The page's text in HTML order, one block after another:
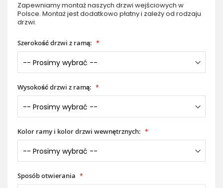
Zapewniamy montaż naszych drzwi wejściowych w
Polsce. Montaż jest dodatkowo płatny i zależy od rodzaju
drzwi.
Szerokość drzwi z ramą:
Wysokość drzwi z ramą:
Kolor ramy i kolor drzwi wewnętrznych:
Sposób otwierania